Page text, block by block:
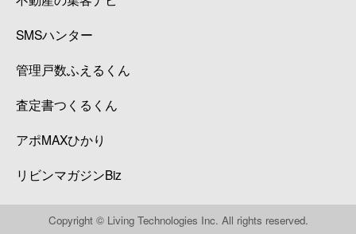
SMSハンター
管理戸数ふえるくん
査定書つくるくん
アポMAXひかり
リビンマガジンBiz
Copyright © Living Technologies Inc. All rights reserved.